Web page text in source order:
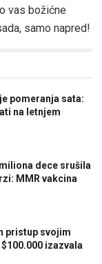
vas božićne
samo napred!
pomeranja sata:
na letnjem
dece srušila
MMR vakcina
pristup svojim
izazvala